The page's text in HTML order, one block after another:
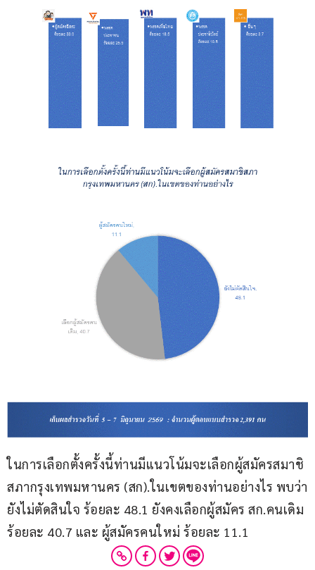
ในการเลือกตั้งครั้งนี้ท่านมีแนวโน้มจะเลือกผู้สมัครสมาชิ
สภากรุงเทพมหานคร (สก).ในเขตของท่านอย่างไร พบว่า
ยังไม่ตัดสินใจ ร้อยละ 48.1 ยังคงเลือกผู้สมัคร สก.คนเดิม
ร้อยละ 40.7 และ ผู้สมัครคนใหม่ ร้อยละ 11.1